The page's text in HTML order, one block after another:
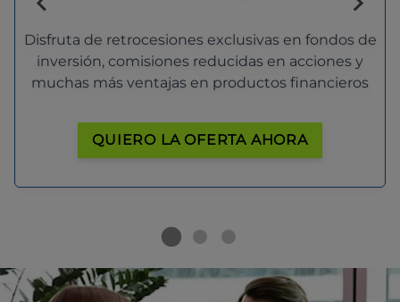
Disfruta de retrocesiones exclusivas en fondos de
inversión, comisiones reducidas en acciones y
muchas más ventajas en productos financieros
QUIERO LA OFERTA AHORA